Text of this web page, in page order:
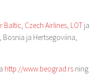
Baltic, Czech Airlines, LOT ja
Bosnia ja Hertsegoviina,
http://www.beograd.rs ning